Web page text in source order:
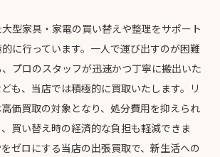
型家具・家電の買い替えや整理をサポート
に行っています。一人で運び出すのが困難
プロのスタッフが迅速かつ丁寧に搬出いた
も、当店では積極的に買取いたします。リ
価買取の対象となり、処分費用を抑えられ
買い替え時の経済的な負担も軽減できま
ゼロにする当店の出張買取で、新生活への